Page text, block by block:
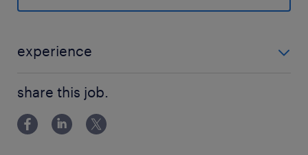
働き方にも多様性を！髪色自由な環境です！
最寄駅
常磐線／牛久駅（車16分）
つくばエクスプレス／守谷駅（車22分）
experience
に今後もチャレンジをして続けたいかたにも！ 働き方
にも多様性を！ ランスタッドでは あなたに合ったさま
ざまな働き方ができるように たくさんのお仕事
share this job.